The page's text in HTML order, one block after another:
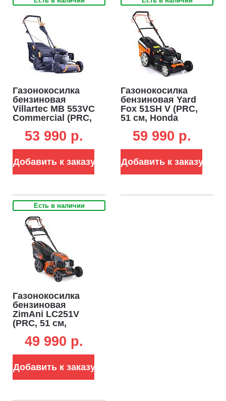
Газонокосилка
бензиновая
Villartec MB 553VC
Commercial (PRC,
Ready Start 196
75 л, 35 кг)
53 990 p.
Добавить к заказу
Газонокосилка
бензиновая Yard
Fox 51SH V (PRC,
51 см, Honda
сталь, 3 в 1, 60 л,
вариатор, 38 кг)
59 990 p.
Добавить к заказу
Есть в наличии
Газонокосилка
бензиновая
ZimAni LC251V
(PRC, 51 см,
в 1, Quattro Blade,
вариатор, 65 л, 35
49 990 p.
Добавить к заказу